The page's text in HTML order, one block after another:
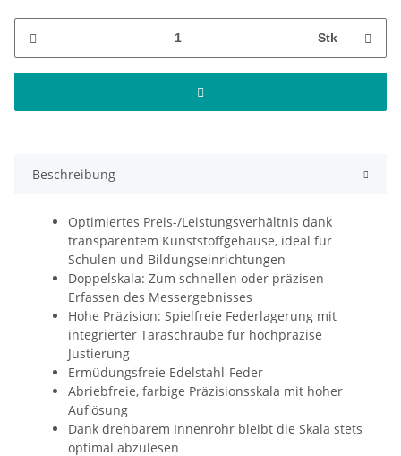
Stk
Beschreibung
Optimiertes Preis-/Leistungsverhältnis dank
transparentem Kunststoffgehäuse, ideal für
Schulen und Bildungseinrichtungen
Doppelskala: Zum schnellen oder präzisen
Erfassen des Messergebnisses
Hohe Präzision: Spielfreie Federlagerung mit
integrierter Taraschraube für hochpräzise
Justierung
Ermüdungsfreie Edelstahl-Feder
Abriebfreie, farbige Präzisionsskala mit hoher
Auflösung
Dank drehbarem Innenrohr bleibt die Skala stets
optimal abzulesen